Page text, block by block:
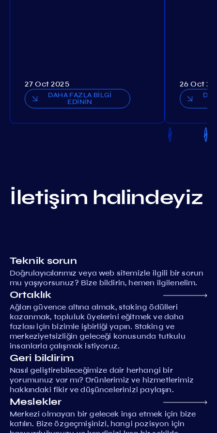
27 Oct 2025
DAHA FAZLA BİLGİ
EDİNİN
26 Oct
İletişim halindeyiz
Teknik sorun
Doğrulayıcılarımız veya web sitemizle ilgili bir sorun
mu yaşıyorsunuz? Bize bildirin, hemen ilgilenelim.
Ortaklık
Ağları güvence altına almak, staking ödülleri
kazanmak, topluluk üyelerini eğitmek ve daha
fazlası için bizimle işbirliği yapın. Staking ve
merkeziyetsizliğin geleceği konusunda tutkulu
insanlarla çalışmak istiyoruz.
Geri bildirim
Nasıl geliştirebileceğimize dair herhangi bir
yorumunuz var mı? Ürünlerimiz ve hizmetlerimiz
hakkındaki fikir ve düşüncelerinizi paylaşın.
Meslekler
Merkezi olmayan bir gelecek inşa etmek için bize
katılın. Bize özgeçmişinizi, hangi pozisyon için